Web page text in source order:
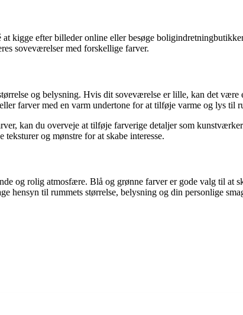
kigge efter billeder online eller besøge
soveværelser med forskellige farver.
og belysning. Hvis dit soveværelse er lille, kan det
farver med en varm undertone for at tilføje varme og lys til
kan du overveje at tilføje farverige detaljer som
og mønstre for at skabe interesse.
og rolig atmosfære. Blå og grønne farver er gode valg til at
hensyn til rummets størrelse, belysning og din personlige